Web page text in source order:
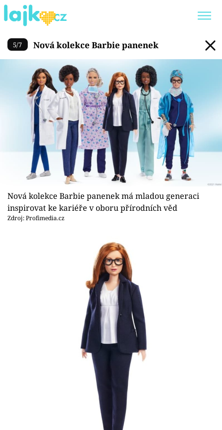
Trendy: KARLOS VÉMOLA
ONLYFANS
SHOPAHOLICADEL
CLASH OF THE STARS
Témata
Showbyznys
Youtubeři
Virály
Sex a vztahy
Nová kolekce Barbie panenek
5/7 Nová kolekce Barbie panenek
Nová kolekce Barbie panenek má mladou generaci
inspirovat ke kariéře v oboru přírodních věd
Zdroj: Profimedia.cz